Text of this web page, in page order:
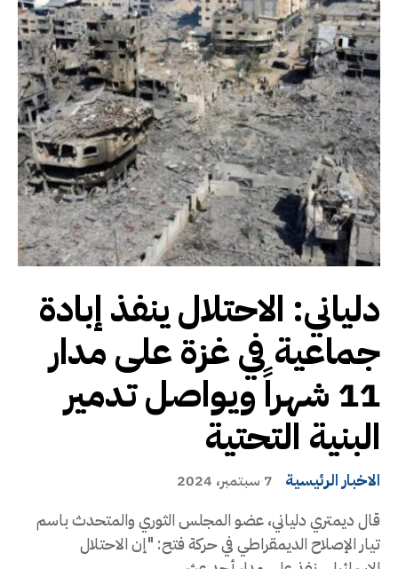
دلياني: الاحتلال ينفذ إبادة
جماعية في غزة على مدار
11 شهراً ويواصل تدمير
البنية التحتية
الاخبار الرئيسية 7 سبتمبر، 2024
قال ديمتري دلياني، عضو المجلس الثوري والمتحدث باسم
تيار الإصلاح الديمقراطي في حركة فتح: "إن الاحتلال